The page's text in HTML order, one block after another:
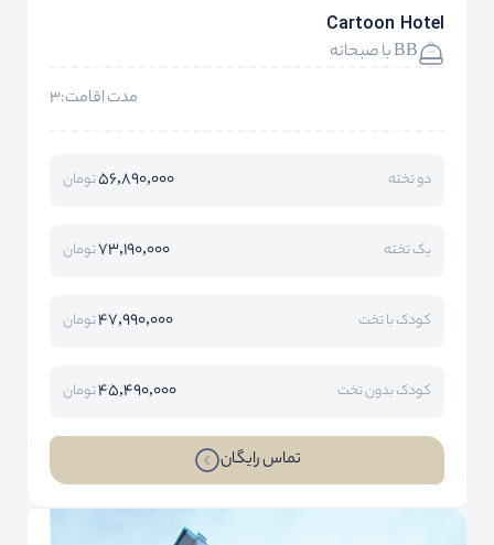
Cartoon Hotel
BB با صبحانه
مدت اقامت:3
دو تخته 56,890,000تومان
یک تخته 73,190,000تومان
کودک با تخت 47,990,000تومان
کودک بدون تخت 45,490,000تومان
تماس رایگان